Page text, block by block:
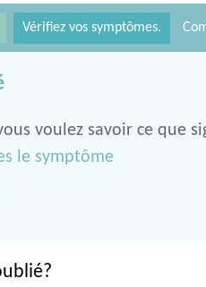
Vérifiez vos symptômes.
voulez savoir ce que
le symptôme